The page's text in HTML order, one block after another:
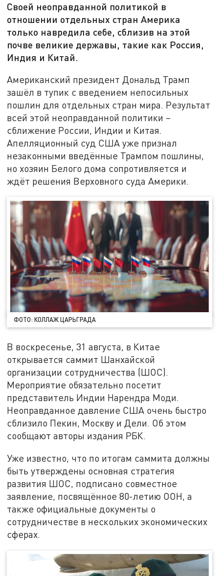
Своей неоправданной политикой в
отношении отдельных стран Америка
только навредила себе, сблизив на этой
почве великие державы, такие как Россия,
Индия и Китай.
Американский президент Дональд Трамп
зашёл в тупик с введением непосильных
пошлин для отдельных стран мира. Результат
всей этой неоправданной политики –
сближение России, Индии и Китая.
Апелляционный суд США уже признал
незаконными введённые Трампом пошлины,
но хозяин Белого дома сопротивляется и
ждёт решения Верховного суда Америки.
ФОТО: КОЛЛАЖ ЦАРЬГРАДА
В воскресенье, 31 августа, в Китае
открывается саммит Шанхайской
организации сотрудничества (ШОС).
Мероприятие обязательно посетит
представитель Индии Нарендра Моди.
Неоправданное давление США очень быстро
сблизило Пекин, Москву и Дели. Об этом
сообщают авторы издания РБК.
Уже известно, что по итогам саммита должны
быть утверждены основная стратегия
развития ШОС, подписано совместное
заявление, посвящённое 80-летию ООН, а
также официальные документы о
сотрудничестве в нескольких экономических
сферах.